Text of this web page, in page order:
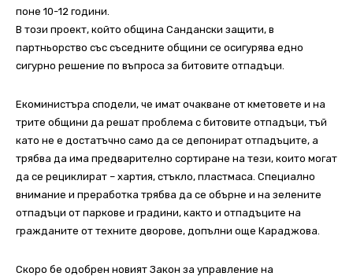
поне 10-12 години.
В този проект, който община Сандански защити, в
партньорство със съседните общини се осигурява едно
сигурно решение по въпроса за битовите отпадъци.
Екоминистъра сподели, че имат очакване от кметовете и на
трите общини да решат проблема с битовите отпадъци, тъй
като не е достатъчно само да се депонират отпадъците, а
трябва да има предварително сортиране на тези, които могат
да се рециклират – хартия, стъкло, пластмаса. Специално
внимание и преработка трябва да се обърне и на зелените
отпадъци от паркове и градини, както и отпадъците на
гражданите от техните дворове, допълни още Караджова.
Скоро бе одобрен новият Закон за управление на